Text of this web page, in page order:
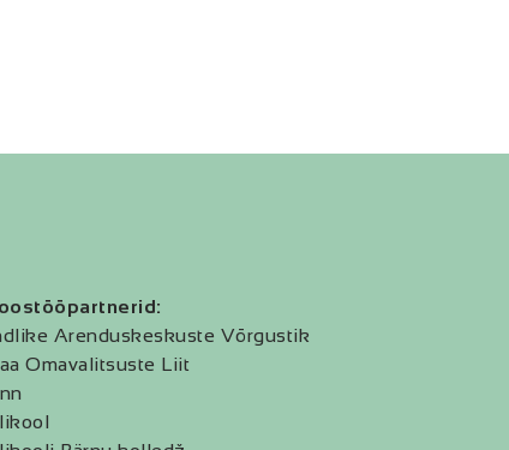
Arenduskeskuste Võrgustik
Omavalitsuste Liit